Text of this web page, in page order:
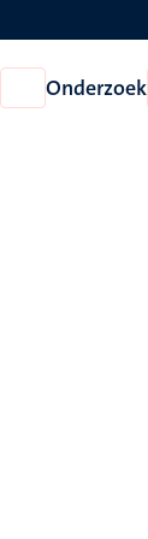
Open
Onderwijs
Onderzoek